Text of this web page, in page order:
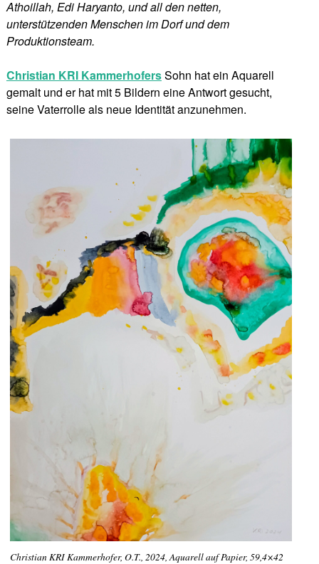
Athoillah, Edi Haryanto, und all den netten,
unterstützenden Menschen im Dorf und dem
Produktionsteam.
Christian KRI KammerhofersSohn hat ein Aquarell
gemalt und er hat mit 5 Bildern eine Antwort gesucht,
seine Vaterrolle als neue Identität anzunehmen.
Christian KRI Kammerhofer, O.T., 2024, Aquarell auf Papier, 59,4×42